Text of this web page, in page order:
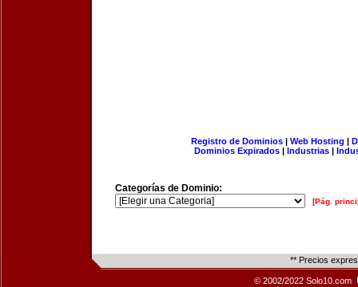
Registro de Dominios| Web Hosting |
Dominios Expirados | Industrias |
Categorías de Dominio:
[Pág.
** Precios
© 2002/2022 Solo10.com